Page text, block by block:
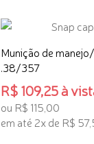
Munição de
.38/357
R$ 109,25 à
ou R$ 115,00
em até 2x de R$